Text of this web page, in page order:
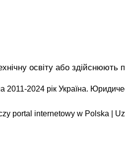
освіту або здійснюють
2011-2024 рік Україна.
portal internetowy w Polska |